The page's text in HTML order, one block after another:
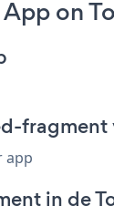
on
app
in de